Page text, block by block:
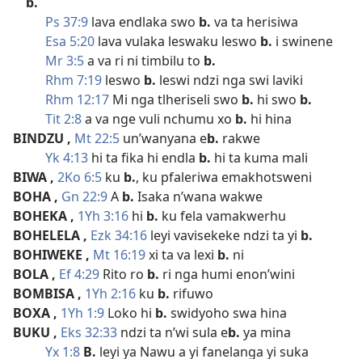
Ps 37:9 lava endlaka swo b. va ta herisiwa
Esa 5:20 lava vulaka leswaku leswo b. i swinene
Mr 3:5a va ri ni timbilu to b.
Rhm 7:19 leswo b. leswi ndzi nga swi laviki
Rhm 12:17 Mi nga tlheriseli swo b. hi swo b.
Tit 2:8a va nge vuli nchumu xo b. hi hina
BINDZU , Mt 22:5 un’wanyana eb. rakwe
Yk 4:13 hi ta fika hi endla b. hi ta kuma mali
BIWA , 2Ko 6:5 ku b., ku pfaleriwa emakhotsweni
BOHA , Gn 22:9A b. Isaka n’wana wakwe
BOHEKA , 1Yh 3:16 hi b. ku fela vamakwerhu
BOHELELA , Ezk 34:16 leyi vavisekeke ndzi ta yi b.
BOHIWEKE , Mt 16:19xi ta va lexi b. ni
BOLA , Ef 4:29 Rito ro b. ri nga humi enon’wini
BOMBISA , 1Yh 2:16 ku b. rifuwo
BOXA , 1Yh 1:9 Loko hi b. swidyoho swa hina
BUKU , Eks 32:33 ndzi ta n’wi sula eb. ya mina
Yx 1:8 B. leyi ya Nawu a yi fanelanga yi suka